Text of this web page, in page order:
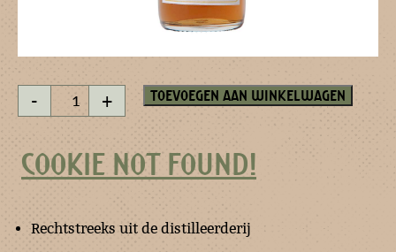
-
Curacao
d'Orange
ml
aantal
+ Toevoegen aan winkelwagen
COOKIE NOT FOUND!
Rechtstreeks uit de distilleerderij